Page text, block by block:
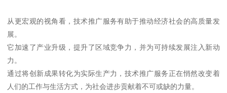
从更宏观的视角看，技术推广服务有助于推动经济社会的高质量发
展。
它加速了产业升级，提升了区域竞争力，并为可持续发展注入新动
力。
通过将创新成果转化为实际生产力，技术推广服务正在悄然改变着
人们的工作与生活方式，为社会进步贡献着不可或缺的力量。